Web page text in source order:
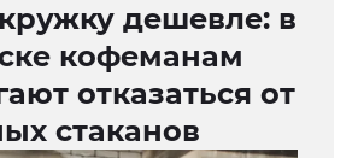
дешевле: в
кофеманам
отказаться от
стаканов